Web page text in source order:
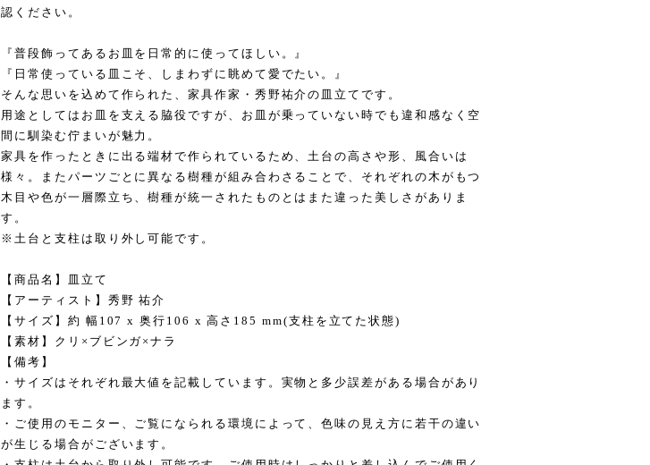
認ください。
『普段飾ってあるお皿を日常的に使ってほしい。』
『日常使っている皿こそ、しまわずに眺めて愛でたい。』
そんな思いを込めて作られた、家具作家・秀野祐介の皿立てです。
用途としてはお皿を支える脇役ですが、お皿が乗っていない時でも違和感なく空
間に馴染む佇まいが魅力。
家具を作ったときに出る端材で作られているため、土台の高さや形、風合いは
様々。またパーツごとに異なる樹種が組み合わさることで、それぞれの木がもつ
木目や色が一層際立ち、樹種が統一されたものとはまた違った美しさがありま
す。
※土台と支柱は取り外し可能です。
【商品名】皿立て
【アーティスト】秀野 祐介
【サイズ】約 幅107 x 奥行106 x 高さ185 mm(支柱を立てた状態)
【素材】クリ×ブビンガ×ナラ
【備考】
・サイズはそれぞれ最大値を記載しています。実物と多少誤差がある場合があり
ます。
・ご使用のモニター、ご覧になられる環境によって、色味の見え方に若干の違い
が生じる場合がございます。